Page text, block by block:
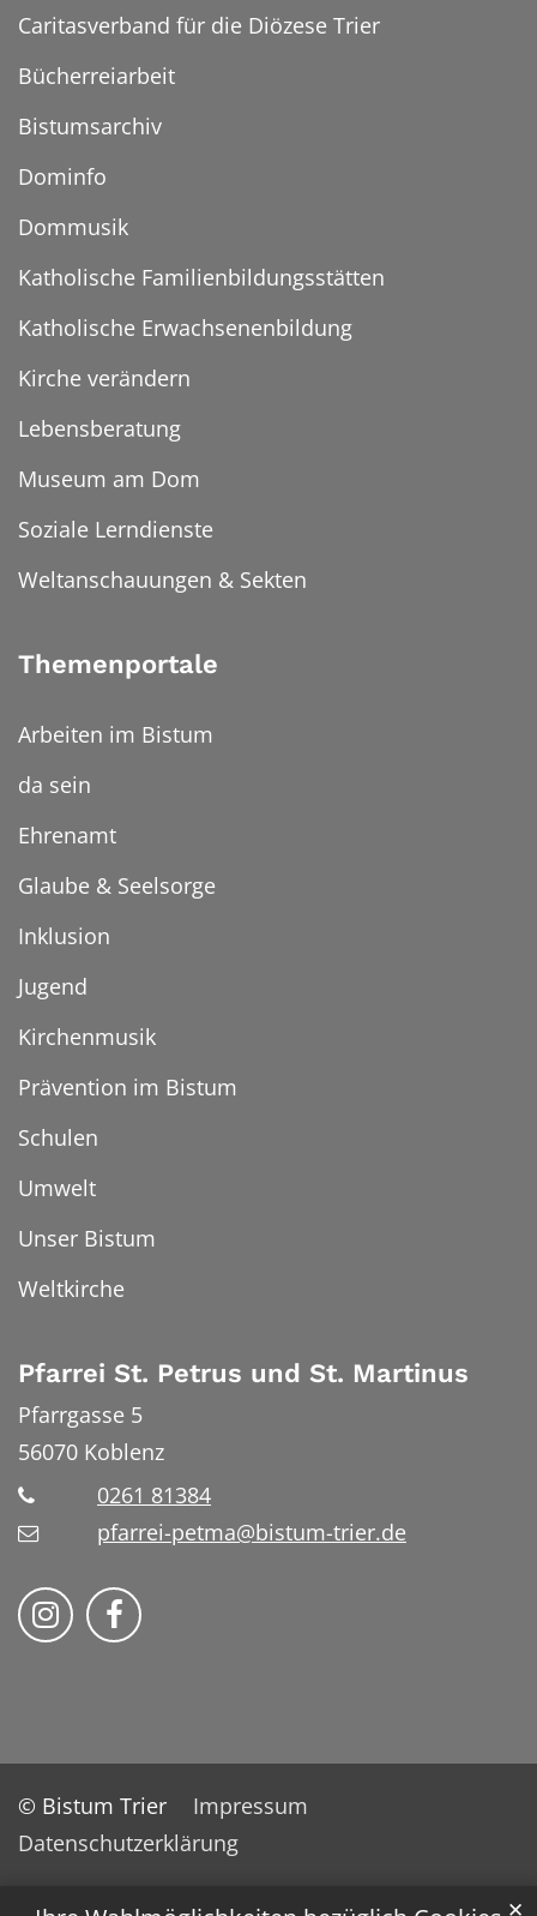
✕
Caritasverband für die Diözese Trier
Bücherreiarbeit
Bistumsarchiv
Dominfo
Dommusik
Katholische Familienbildungsstätten
Katholische Erwachsenenbildung
Kirche verändern
Lebensberatung
Museum am Dom
Soziale Lerndienste
Weltanschauungen & Sekten
Themenportale
Arbeiten im Bistum
da sein
Ehrenamt
Glaube & Seelsorge
Inklusion
Jugend
Kirchenmusik
Prävention im Bistum
Schulen
Umwelt
Unser Bistum
Weltkirche
Pfarrei St. Petrus und St. Martinus
Pfarrgasse 5
56070 Koblenz
0261 81384
pfarrei-petma@bistum-trier.de
Bistum Trier auf Instragram
Bistum Trier auf Facebook
© Bistum Trier
Impressum
Datenschutzerklärung